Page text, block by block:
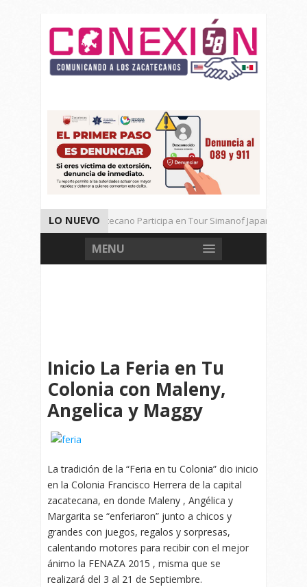
LO NUEVO
Universitario Zacatecano Participa en Tour Simanof Japan 2026
Implementa SAMA Estrategia de Reciclaje con Empresa PetStar
MENU
Inicio La Feria en Tu
Colonia con Maleny,
Angelica y Maggy
La tradición de la “Feria en tu Colonia” dio inicio
en la Colonia Francisco Herrera de la capital
zacatecana, en donde Maleny , Angélica y
Margarita se “enferiaron” junto a chicos y
grandes con juegos, regalos y sorpresas,
calentando motores para recibir con el mejor
ánimo la FENAZA 2015 , misma que se
realizará del 3 al 21 de Septiembre.